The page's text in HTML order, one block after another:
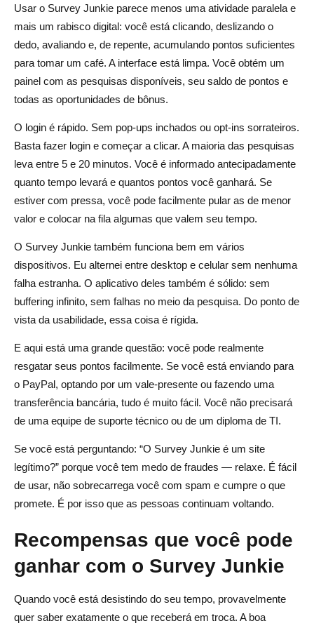
Usar o Survey Junkie parece menos uma atividade paralela e
mais um rabisco digital: você está clicando, deslizando o
dedo, avaliando e, de repente, acumulando pontos suficientes
para tomar um café. A interface está limpa. Você obtém um
painel com as pesquisas disponíveis, seu saldo de pontos e
todas as oportunidades de bônus.
O login é rápido. Sem pop-ups inchados ou opt-ins sorrateiros.
Basta fazer login e começar a clicar. A maioria das pesquisas
leva entre 5 e 20 minutos. Você é informado antecipadamente
quanto tempo levará e quantos pontos você ganhará. Se
estiver com pressa, você pode facilmente pular as de menor
valor e colocar na fila algumas que valem seu tempo.
O Survey Junkie também funciona bem em vários
dispositivos. Eu alternei entre desktop e celular sem nenhuma
falha estranha. O aplicativo deles também é sólido: sem
buffering infinito, sem falhas no meio da pesquisa. Do ponto de
vista da usabilidade, essa coisa é rígida.
E aqui está uma grande questão: você pode realmente
resgatar seus pontos facilmente. Se você está enviando para
o PayPal, optando por um vale-presente ou fazendo uma
transferência bancária, tudo é muito fácil. Você não precisará
de uma equipe de suporte técnico ou de um diploma de TI.
Se você está perguntando: “O Survey Junkie é um site
legítimo?” porque você tem medo de fraudes — relaxe. É fácil
de usar, não sobrecarrega você com spam e cumpre o que
promete. É por isso que as pessoas continuam voltando.
Recompensas que você pode
ganhar com o Survey Junkie
Quando você está desistindo do seu tempo, provavelmente
quer saber exatamente o que receberá em troca. A boa